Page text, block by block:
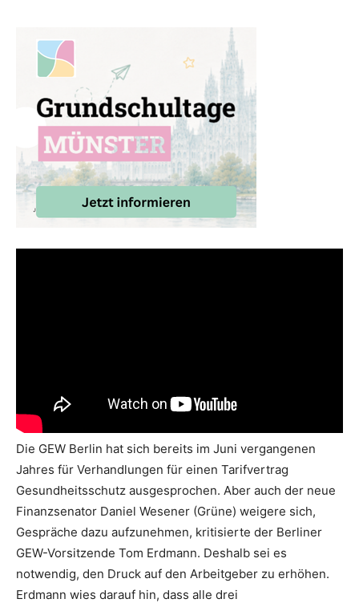
Die GEW Berlin hat sich bereits im Juni vergangenen
Jahres für Verhandlungen für einen Tarifvertrag
Gesundheitsschutz ausgesprochen. Aber auch der neue
Finanzsenator Daniel Wesener (Grüne) weigere sich,
Gespräche dazu aufzunehmen, kritisierte der Berliner
GEW-Vorsitzende Tom Erdmann. Deshalb sei es
notwendig, den Druck auf den Arbeitgeber zu erhöhen.
Erdmann wies darauf hin, dass alle drei